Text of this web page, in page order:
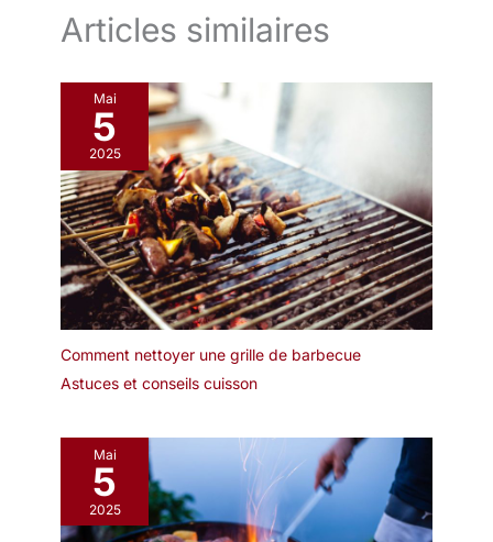
Articles similaires
Mai
5
2025
Comment nettoyer une grille de barbecue
Astuces et conseils cuisson
Mai
5
2025